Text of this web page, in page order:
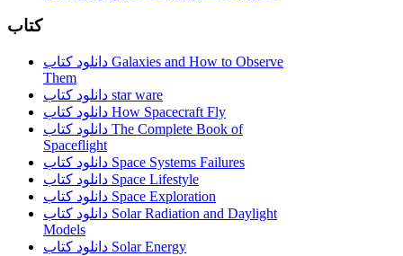
کتاب
دانلود کتاب Galaxies and How to Observe
Them
دانلود کتاب star ware
دانلود کتاب How Spacecraft Fly
دانلود کتاب The Complete Book of
Spaceflight
دانلود کتاب Space Systems Failures
دانلود کتاب Space Lifestyle
دانلود کتاب Space Exploration
دانلود کتاب Solar Radiation and Daylight
Models
دانلود کتاب Solar Energy